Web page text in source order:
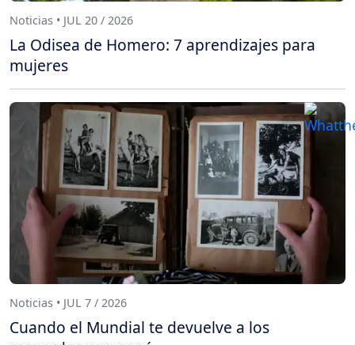
Noticias • JUL 20 / 2026
La Odisea de Homero: 7 aprendizajes para
mujeres
Noticias • JUL 7 / 2026
Cuando el Mundial te devuelve a los